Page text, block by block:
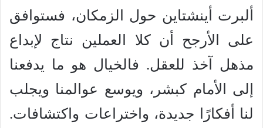
ألبرت أينشتاين حول الزمكان، فستوافق
على الأرجح أن كلا العملين نتاج لإبداع
مذهل آخذ للعقل. فالخيال هو ما يدفعنا
إلى الأمام كبشر، ويوسع عوالمنا ويجلب
لنا أفكارًا جديدة، واختراعات واكتشافات.